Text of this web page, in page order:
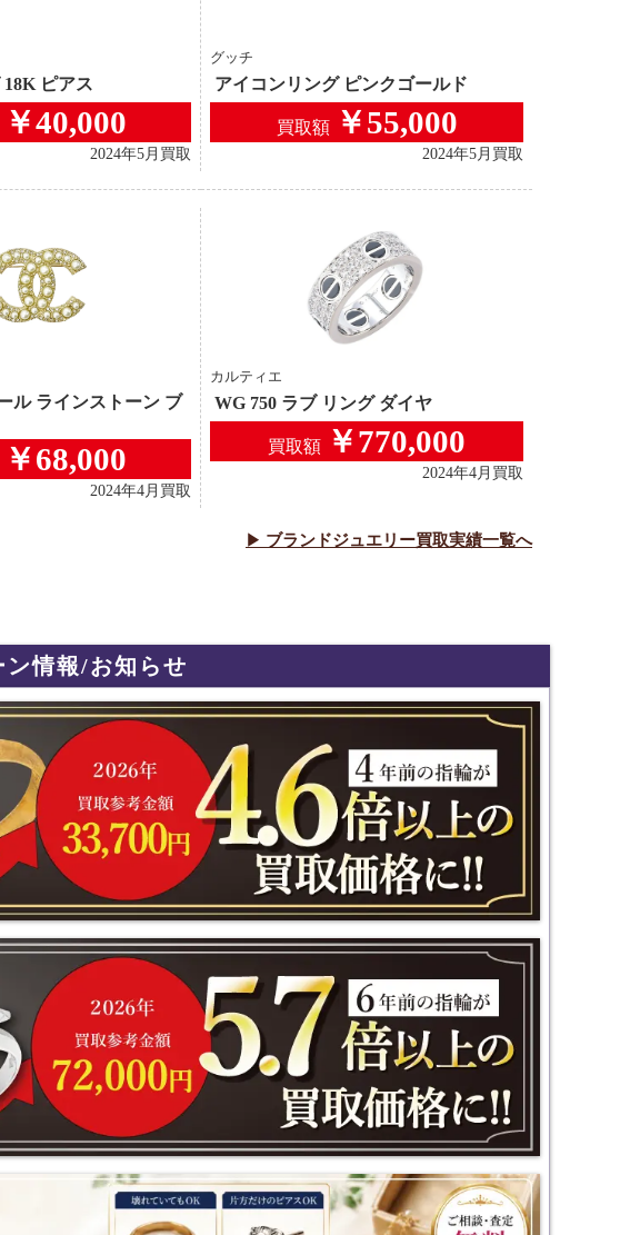
ピアス
￥40,000
2024年5月買取
グッチ
アイコンリング ピンクゴールド
買取額 ￥55,000
2024年5月買取
ル ラインストーン ブ
￥68,000
2024年4月買取
カルティエ
WG 750 ラブ リング ダイヤ
買取額 ￥770,000
2024年4月買取
ブランドジュエリー買取実績一覧へ
ン情報/お知らせ
るなら今がチャンスです！
！
！